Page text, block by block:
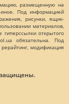
размещенную на
Под информацией
рисунки, ящик-
материалов,
открытого
обязательна. Под
модификация
защищены.